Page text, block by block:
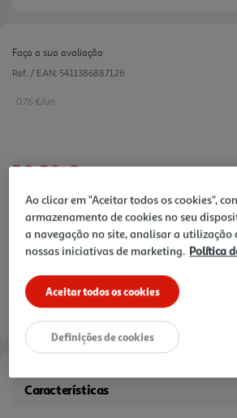
Faça a sua avaliação
Ref. / EAN: 5411386887126
0.76 €/un
18,19 €
Notas de preparação
Características
Ao clicar em "Aceitar todos os cookies",
armazenamento de cookies no seu
a navegação no site, analisar a utilização
nossas iniciativas de marketing. Política
Aceitar todos os cookies
Definições de cookies